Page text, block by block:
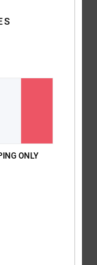
Acquisto verificato
ONLY